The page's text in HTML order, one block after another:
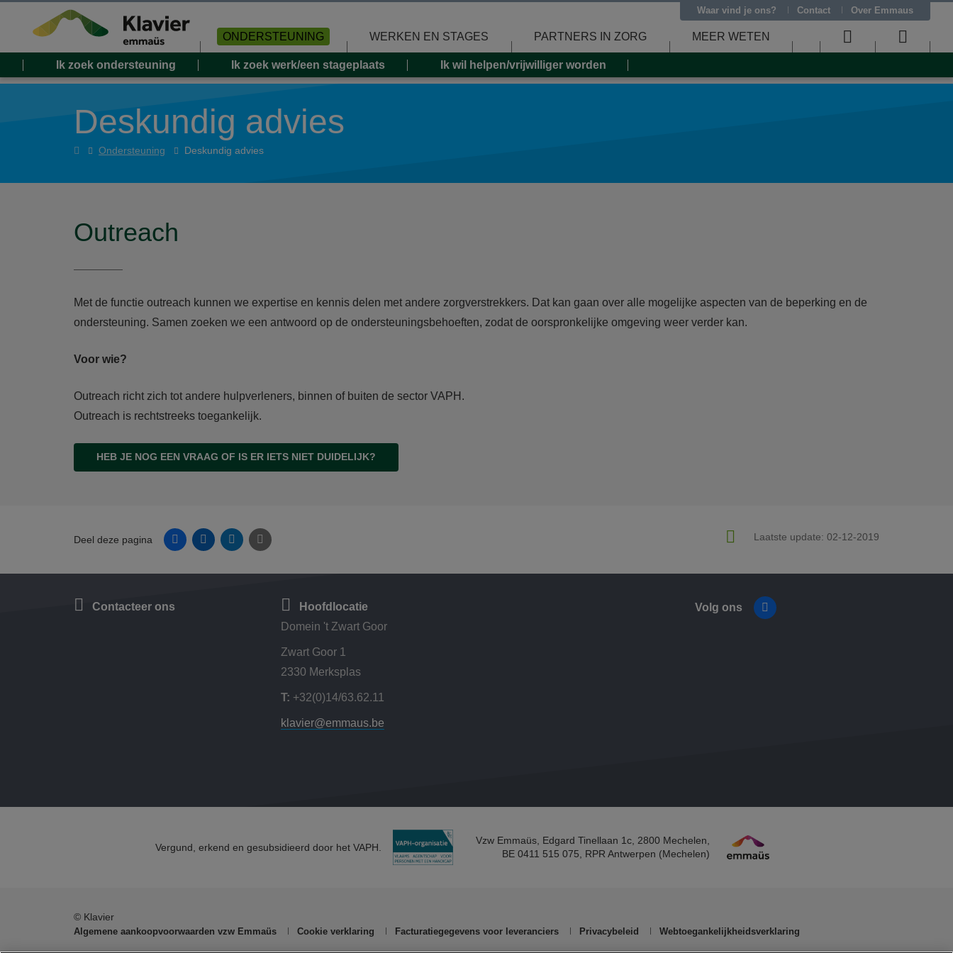
Overslaan en naar de inhoud gaan Waar vind je ons? Contact Over Emmaus
ONDERSTEUNING WERKEN EN STAGES PARTNERS IN ZORG MEER WETEN
User
menu
menu
Ik zoek ondersteuning Ik zoek werk/een stageplaats Ik wil helpen/vrijwilliger worden
Deskundig advies
HomeOndersteuning Deskundig advies
Outreach
Met de functie outreach kunnen we expertise en kennis delen met andere zorgverstrekkers. Dat kan gaan over alle mogelijke aspecten van de beperking en de
ondersteuning. Samen zoeken we een antwoord op de ondersteuningsbehoeften, zodat de oorspronkelijke omgeving weer verder kan.
Voor wie?
Outreach richt zich tot andere hulpverleners, binnen of buiten de sector VAPH.
Outreach is rechtstreeks toegankelijk.
HEB JE NOG EEN VRAAG OF IS ER IETS NIET DUIDELIJK?
Laatste update: 02-12-2019
Deel deze pagina FacebookLinkedinTwitter E-mail
Contacteer ons
Hoofdlocatie
Domein 't Zwart Goor
Zwart Goor 1
2330 Merksplas
T: +32(0)14/63.62.11
klavier@emmaus.be
Volg ons Facebook
Vergund, erkend en gesubsidieerd door het VAPH.
Vzw Emmaüs, Edgard Tinellaan 1c, 2800 Mechelen​,
BE 0411 515 075, RPR Antwerpen (Mechelen)​
© Klavier
Algemene aankoopvoorwaarden vzw Emmaüs Cookie verklaring Facturatiegegevens voor leveranciers Privacybeleid Webtoegankelijkheidsverklaring